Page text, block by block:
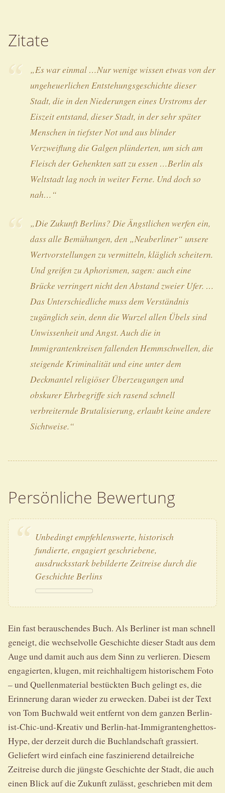
Zitate
„Es war einmal …Nur wenige wissen etwas von der
ungeheuerlichen Entstehungsgeschichte dieser
Stadt, die in den Niederungen eines Urstroms der
Eiszeit entstand, dieser Stadt, in der sehr später
Menschen in tiefster Not und aus blinder
Verzweiflung die Galgen plünderten, um sich am
Fleisch der Gehenkten satt zu essen …Berlin als
Weltstadt lag noch in weiter Ferne. Und doch so
nah…“
„Die Zukunft Berlins? Die Ängstlichen werfen ein,
dass alle Bemühungen, den „Neuberliner“ unsere
Wertvorstellungen zu vermitteln, kläglich scheitern.
Und greifen zu Aphorismen, sagen: auch eine
Brücke verringert nicht den Abstand zweier Ufer. …
Das Unterschiedliche muss dem Verständnis
zugänglich sein, denn die Wurzel allen Übels sind
Unwissenheit und Angst. Auch die in
Immigrantenkreisen fallenden Hemmschwellen, die
steigende Kriminalität und eine unter dem
Deckmantel religiöser Überzeugungen und
obskurer Ehrbegriffe sich rasend schnell
verbreiternde Brutalisierung, erlaubt keine andere
Sichtweise.“
Persönliche Bewertung
Unbedingt empfehlenswerte, historisch
fundierte, engagiert geschriebene,
ausdrucksstark bebilderte Zeitreise durch die
Geschichte Berlins
Ein fast berauschendes Buch. Als Berliner ist man schnell
geneigt, die wechselvolle Geschichte dieser Stadt aus dem
Auge und damit auch aus dem Sinn zu verlieren. Diesem
engagierten, klugen, mit reichhaltigem historischem Foto
– und Quellenmaterial bestückten Buch gelingt es, die
Erinnerung daran wieder zu erwecken. Dabei ist der Text
von Tom Buchwald weit entfernt von dem ganzen Berlin-
ist-Chic-und-Kreativ und Berlin-hat-Immigrantenghettos-
Hype, der derzeit durch die Buchlandschaft grassiert.
Geliefert wird einfach eine faszinierend detailreiche
Zeitreise durch die jüngste Geschichte der Stadt, die auch
einen Blick auf die Zukunft zulässt, geschrieben mit dem